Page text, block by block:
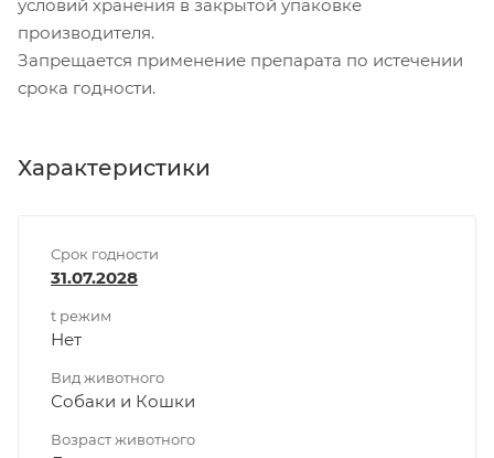
условий хранения в закрытой упаковке
производителя.
Запрещается применение препарата по истечении
срока годности.
Характеристики
Срок годности
31.07.2028
t режим
Нет
Вид животного
Собаки и Кошки
Возраст животного